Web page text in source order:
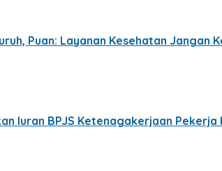
Puan: Layanan Kesehatan Jangan
Iuran BPJS Ketenagakerjaan